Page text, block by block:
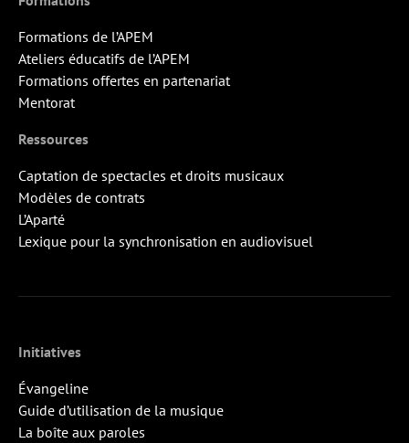
Formations de l’APEM
Ateliers éducatifs de l’APEM
Formations offertes en partenariat
Mentorat
Ressources
Captation de spectacles et droits musicaux
Modèles de contrats
L’Aparté
Lexique pour la synchronisation en audiovisuel
Initiatives
Évangeline
Guide d’utilisation de la musique
La boîte aux paroles